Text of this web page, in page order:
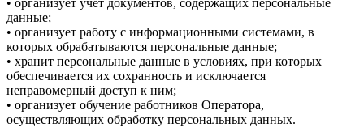
данные;
• организует работу с информационными системами, в
которых обрабатываются персональные данные;
• хранит персональные данные в условиях, при которых
обеспечивается их сохранность и исключается
неправомерный доступ к ним;
• организует обучение работников Оператора,
осуществляющих обработку персональных данных.